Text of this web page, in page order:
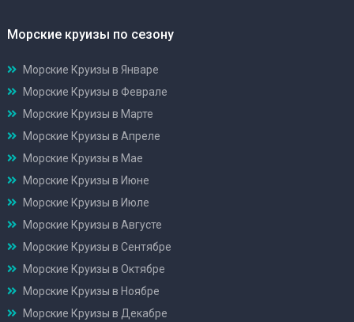
Морские круизы по сезону
Морские Круизы в Январе
Морские Круизы в Феврале
Морские Круизы в Марте
Морские Круизы в Апреле
Морские Круизы в Мае
Морские Круизы в Июне
Морские Круизы в Июле
Морские Круизы в Августе
Морские Круизы в Сентябре
Морские Круизы в Октябре
Морские Круизы в Ноябре
Морские Круизы в Декабре